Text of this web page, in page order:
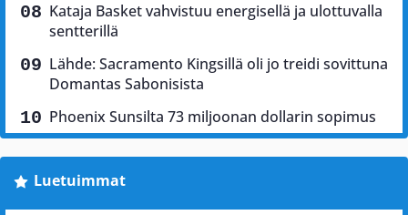
Kataja Basket vahvistuu energisellä ja ulottuvalla
sentterillä
Lähde: Sacramento Kingsillä oli jo treidi sovittuna
Domantas Sabonisista
Phoenix Sunsilta 73 miljoonan dollarin sopimus
Luetuimmat